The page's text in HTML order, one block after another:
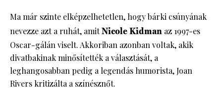
Ma már szinte elképzelhetetlen, hogy bárki csúnyának
nevezze azt a ruhát, amitNicole Kidman az 1997-es
Oscar-gálán viselt. Akkoriban azonban voltak, akik
divatbakinak minősítették a választását, a
leghangosabban pedig a legendás humorista, Joan
Rivers kritizálta a színésznőt.